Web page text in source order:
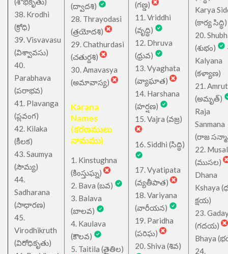
38. Krodhi
(క్రోధి)
39. Visvavasu
(విశ్వావసు)
40.
Parabhava
(పరాభవ)
41. Plavanga
(ప్లవంగ)
42. Kilaka
(కీలక)
43. Saumya
(సౌమ్య)
44.
Sadharana
(సాధారణ)
45.
Virodhikruth
(విరోధికృతు)
(ద్వాదశి)
28. Thrayodasi
(త్రయోదశి)
29. Chathurdasi
(చతుర్దశి)
30. Amavasya
(అమావాస్య)
Karana
Names
(కరణములు
నామము)
1. Kinstughna
(కింస్తుఘ్న)
2. Bava (బవ)
3. Balava
(బాలవ)
4. Kaulava
(కౌలవ)
5. Taitila (తైతిల)
(గణ్డ)
11. Vriddhi
(వృద్ధి)
12. Dhruva
(ధ్రువ)
13. Vyaghata
(వ్యాఘాత)
14. Harshana
(హర్షణ)
15. Vajra (వజ్ర)
16. Siddhi (సిద్ధి)
17. Vyatipata
(వ్యతీపాత)
18. Variyana
(వారీయన)
19. Paridha
(పరిఘ)
20. Shiva (శివ)
Karya
(కార్య సిద్ధి)
20.
(శుభం)
Kalyana
(కళ్యాణ)
21.
(అమృత్)
Raja
Sanmana
(రాజ
22.
(ముసల)
Dhana
Kshaya
క్షయ)
23.
(గదయ)
Bhaya
24.